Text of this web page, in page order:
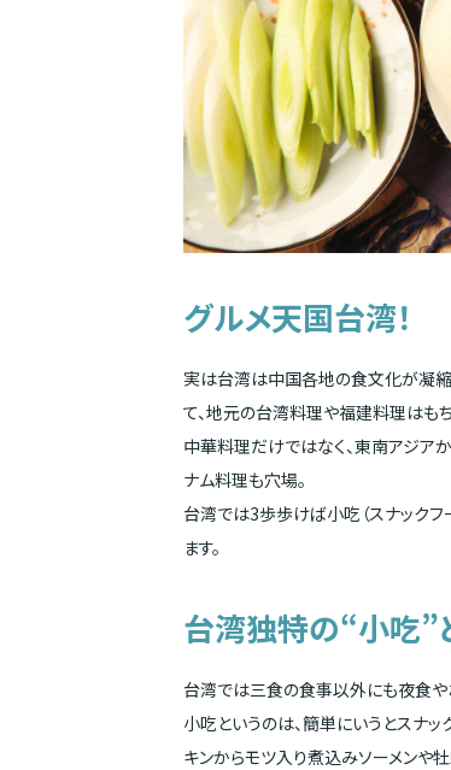
グルメ天国台湾！
実は台湾は中国各地の食文化が凝縮
て、地元の台湾料理や福建料理はも
中華料理だけではなく、東南アジア
ナム料理も穴場。
台湾では3歩歩けば小吃（スナックフ
ます。
台湾独特の“小吃”
台湾では三食の食事以外にも夜食や
小吃というのは、簡単にいうとスナ
キンからモツ入り煮込みソーメンや